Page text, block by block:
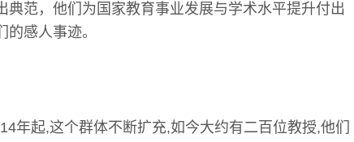
典范，他们为国家教育事业发展与学术水平提升付出
的感人事迹。
年起,这个群体不断扩充,如今大约有二百位教授,他们